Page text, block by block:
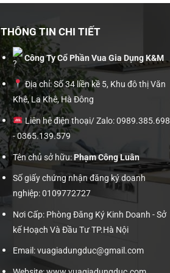
THÔNG TIN CHI TIẾT
Công Ty Cổ Phần Vua Gia Dụng K&M
Địa chỉ: Số 34 liền kề 5, Khu đô thị Văn
Khê, La Khê, Hà Đông
Liên hệ điện thoại/ Zalo: 0989.385.698
- 0365.139.579
Tên chủ sở hữu: Phạm Công Luân
Số giấy chứng nhận đăng ký doanh
nghiệp: 0109772727
Nơi Cấp: Phòng Đăng Ký Kinh Doanh - Sở
kế Hoạch Và Đầu Tư TP.Hà Nội
Email: vuagiadungduc@gmail.com